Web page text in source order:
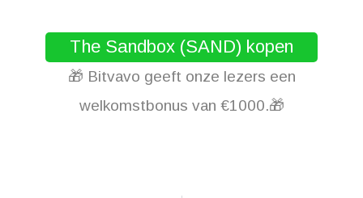
The Sandbox (SAND) kopen
🎁 Bitvavo geeft onze lezers een
welkomstbonus van €1000.🎁